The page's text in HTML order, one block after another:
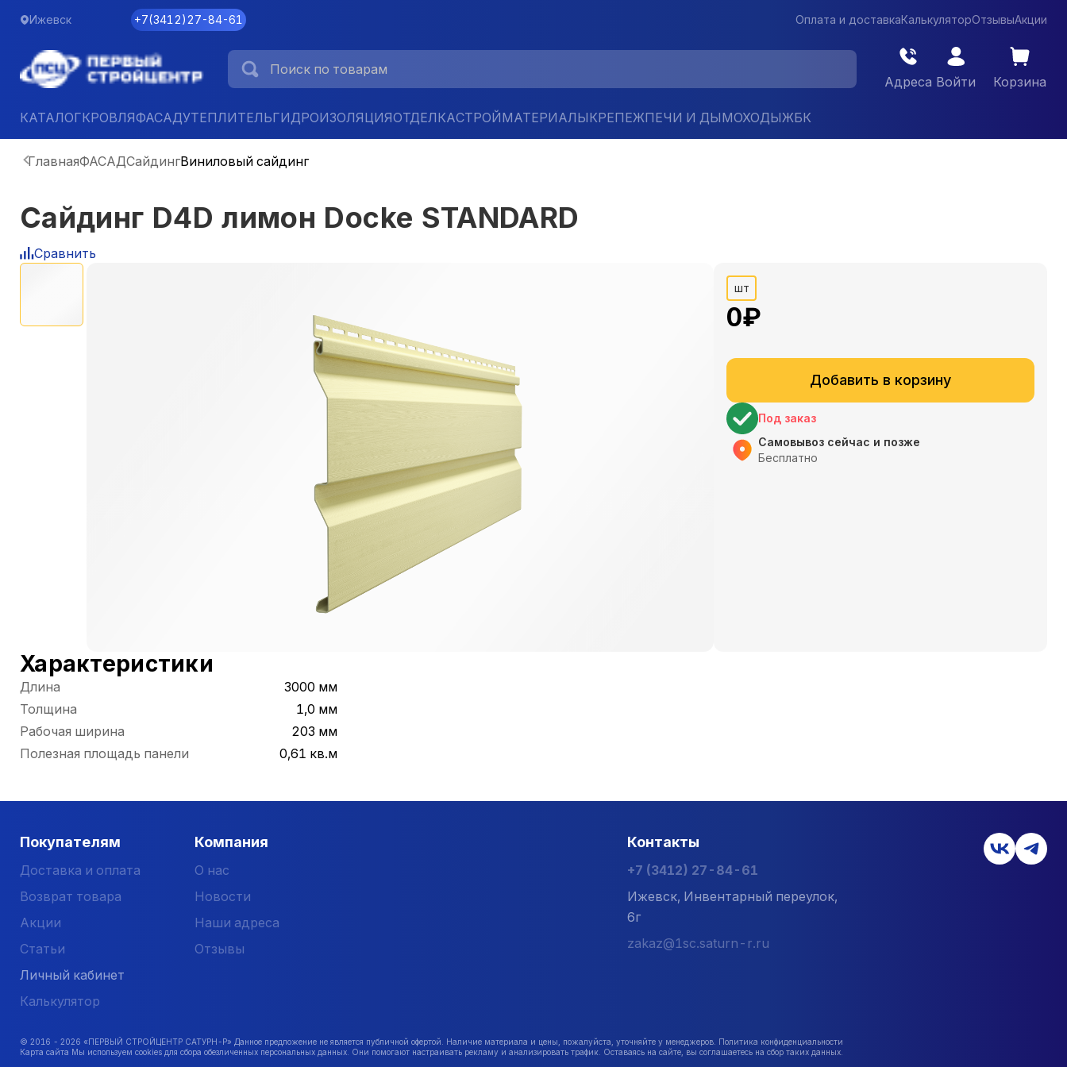
Ижевск +7(3412)27-84-61 Оплата и доставкаКалькуляторОтзывыАкции
Адреса Войти Корзина
КАТАЛОГКРОВЛЯФАСАДУТЕПЛИТЕЛЬГИДРОИЗОЛЯЦИЯОТДЕЛКАСТРОЙМАТЕРИАЛЫКРЕПЕЖПЕЧИ И ДЫМОХОДЫЖБК
ГлавнаяФАСАДСайдингВиниловый сайдинг
Сайдинг D4D лимон Docke STANDARD
Сравнить
шт
0₽
Добавить в корзину
Под заказ
Самовывоз сейчас и позже
Бесплатно
Характеристики
Длина
3000 мм
Толщина
1,0 мм
Рабочая ширина
203 мм
Полезная площадь панели
0,61 кв.м
Покупателям
Доставка и оплата
Возврат товара
Акции
Статьи
Личный кабинет
Калькулятор
Компания
О нас
Новости
Наши адреса
Отзывы
Контакты
+7 (3412) 27-84-61
Ижевск, Инвентарный переулок,
6г
zakaz@1sc.saturn-r.ru
© 2016 - 2026 «ПЕРВЫЙ СТРОЙЦЕНТР САТУРН-Р» Данное предложение не является публичной офертой. Наличие материала и цены, пожалуйста, уточняйте у менеджеров. Политика конфиденциальности
Карта сайта Мы используем cookies для сбора обезличенных персональных данных. Они помогают настраивать рекламу и анализировать трафик. Оставаясь на сайте, вы соглашаетесь на сбор таких данных.